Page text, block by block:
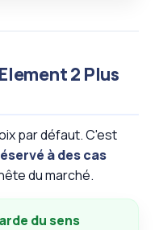
2 Plus
par défaut. C'est
à des cas
du marché.
du sens